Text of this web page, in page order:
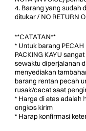
4. Barang yang sudah
ditukar / NO RETURN
**CATATAN**
* Untuk barang
PACKING KAYU
sewaktu diperjalanan
menyediakan
barang rentan pecah
rusak/cacat saat
* Harga di atas adalah
ongkos kirim
* Harap konfirmasi